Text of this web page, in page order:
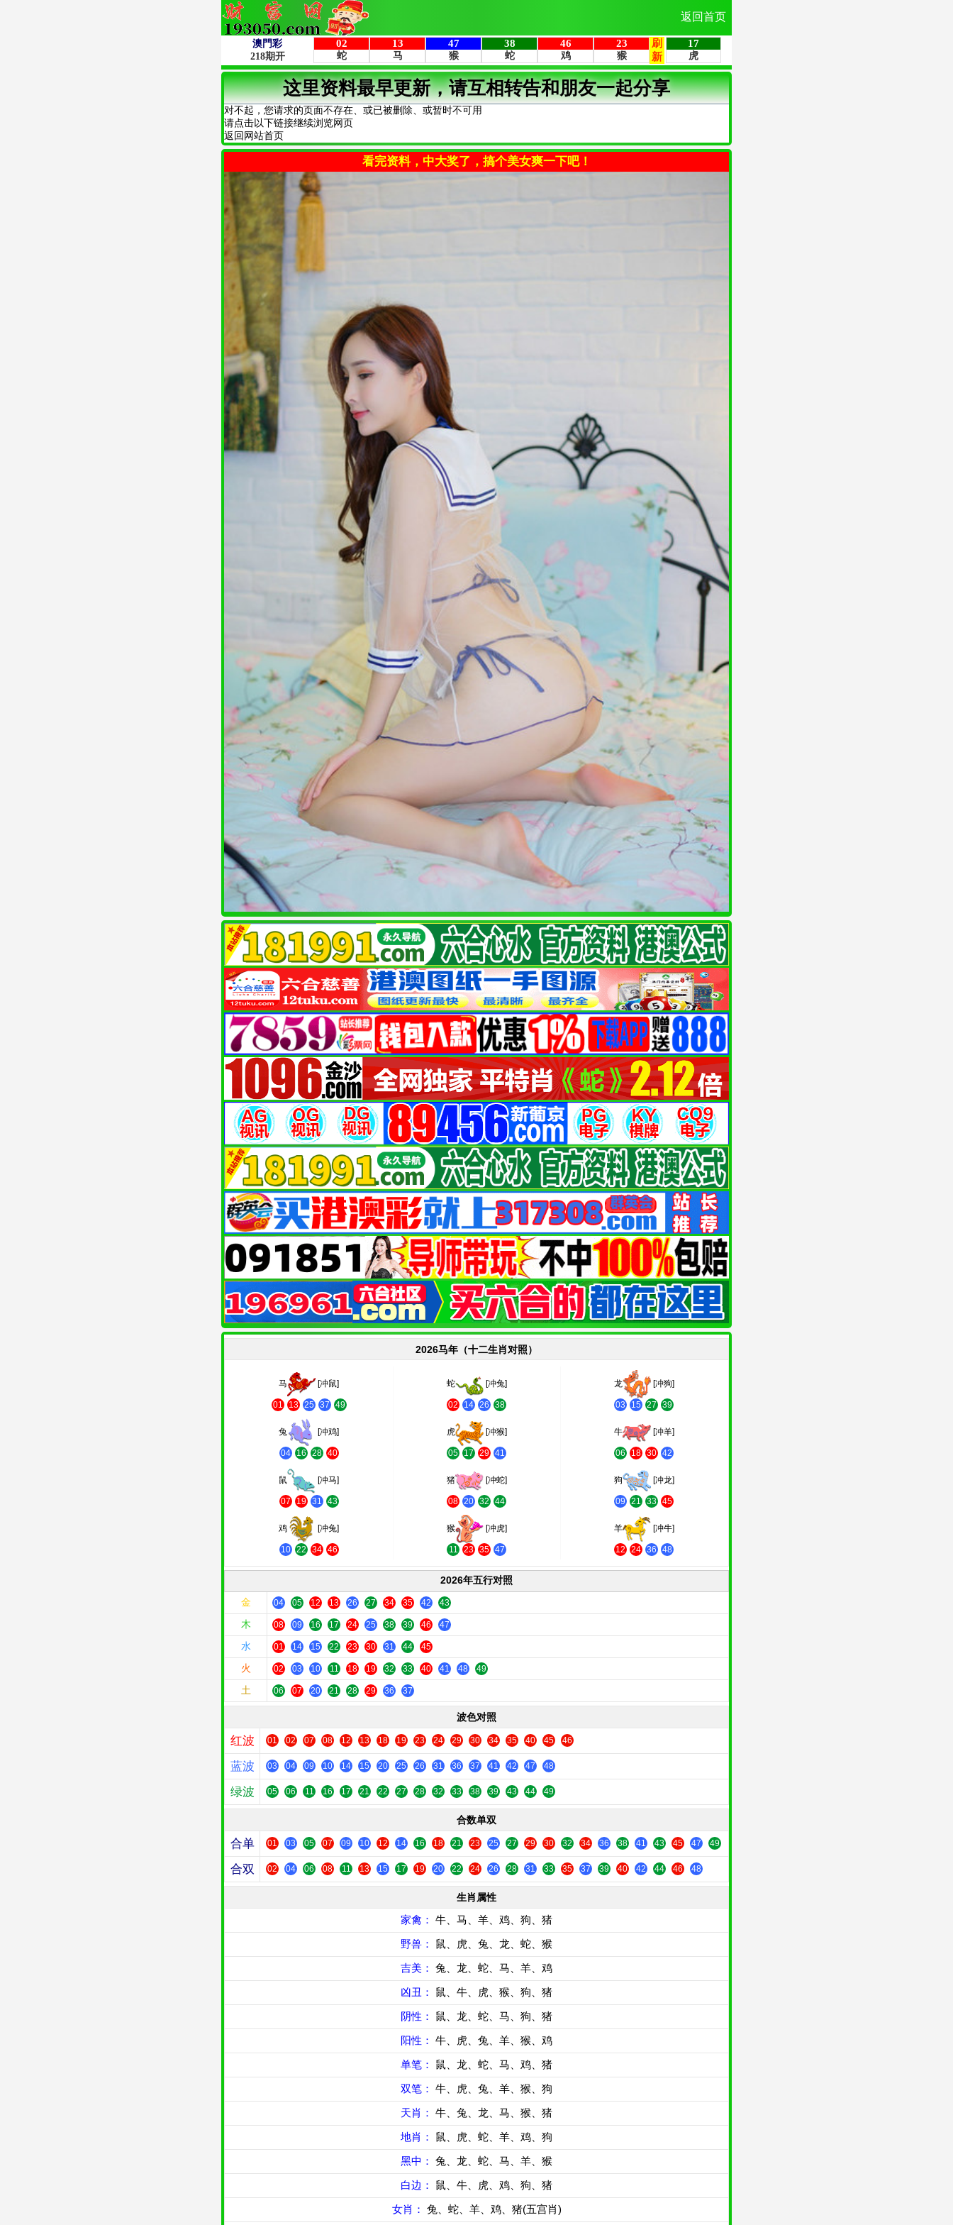
返回首页
这里资料最早更新，请互相转告和朋友一起分享
对不起，您请求的页面不存在、或已被删除、或暂时不可用
请点击以下链接继续浏览网页
返回网站首页
看完资料，中大奖了，搞个美女爽一下吧！
2026马年（十二生肖对照）
马 [冲鼠]
01 13 25 37 49
蛇 [冲兔]
02 14 26 38
龙 [冲狗]
03 15 27 39
兔 [冲鸡]
04 16 28 40
虎 [冲猴]
05 17 29 41
牛 [冲羊]
06 18 30 42
鼠 [冲马]
07 19 31 43
猪 [冲蛇]
08 20 32 44
狗 [冲龙]
09 21 33 45
鸡 [冲兔]
10 22 34 46
猴 [冲虎]
11 23 35 47
羊 [冲牛]
12 24 36 48
2026年五行对照
金
04 05 12 13 26 27 34 35 42 43
木 08 09 16 17 24 25 38 39 46 47
水 01 14 15 22 23 30 31 44 45
火 02 03 10 11 18 19 32 33 40 41 48 49
土 06 07 20 21 28 29 36 37
波色对照
红波 01 02 07 08 12 13 18 19 23 24 29 30 34 35 40 45 46
蓝波 03 04 09 10 14 15 20 25 26 31 36 37 41 42 47 48
绿波 05 06 11 16 17 21 22 27 28 32 33 38 39 43 44 49
合数单双
合单 01 03 05 07 09 10 12 14 16 18 21 23 25 27 29 30 32 34 36 38 41 43 45 47 49
合双 02 04 06 08 11 13 15 17 19 20 22 24 26 28 31 33 35 37 39 40 42 44 46 48
生肖属性
家禽： 牛、马、羊、鸡、狗、猪
野兽： 鼠、虎、兔、龙、蛇、猴
吉美： 兔、龙、蛇、马、羊、鸡
凶丑： 鼠、牛、虎、猴、狗、猪
阴性： 鼠、龙、蛇、马、狗、猪
阳性： 牛、虎、兔、羊、猴、鸡
单笔： 鼠、龙、蛇、马、鸡、猪
双笔： 牛、虎、兔、羊、猴、狗
天肖： 牛、兔、龙、马、猴、猪
地肖： 鼠、虎、蛇、羊、鸡、狗
黑中： 兔、龙、蛇、马、羊、猴
白边： 鼠、牛、虎、鸡、狗、猪
女肖： 兔、蛇、羊、鸡、猪(五宫肖)